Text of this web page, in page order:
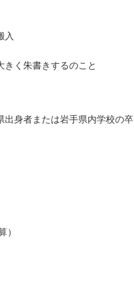
入
く朱書きするのこと
出身者または岩手県内学校の卒
）